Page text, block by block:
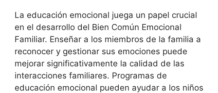
La educación emocional juega un papel crucial
en el desarrollo del Bien Común Emocional
Familiar. Enseñar a los miembros de la familia a
reconocer y gestionar sus emociones puede
mejorar significativamente la calidad de las
interacciones familiares. Programas de
educación emocional pueden ayudar a los niños